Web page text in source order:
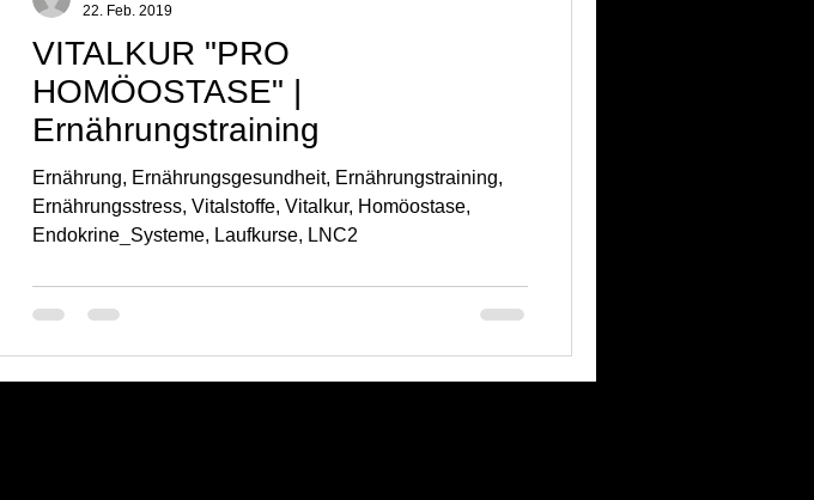
VITALKUR "PRO
HOMÖOSTASE" |
Ernährungstraining
Ernährung, Ernährungsgesundheit, Ernährungstraining,
Ernährungsstress, Vitalstoffe, Vitalkur, Homöostase,
Endokrine_Systeme, Laufkurse, LNC2
22. Feb. 2019